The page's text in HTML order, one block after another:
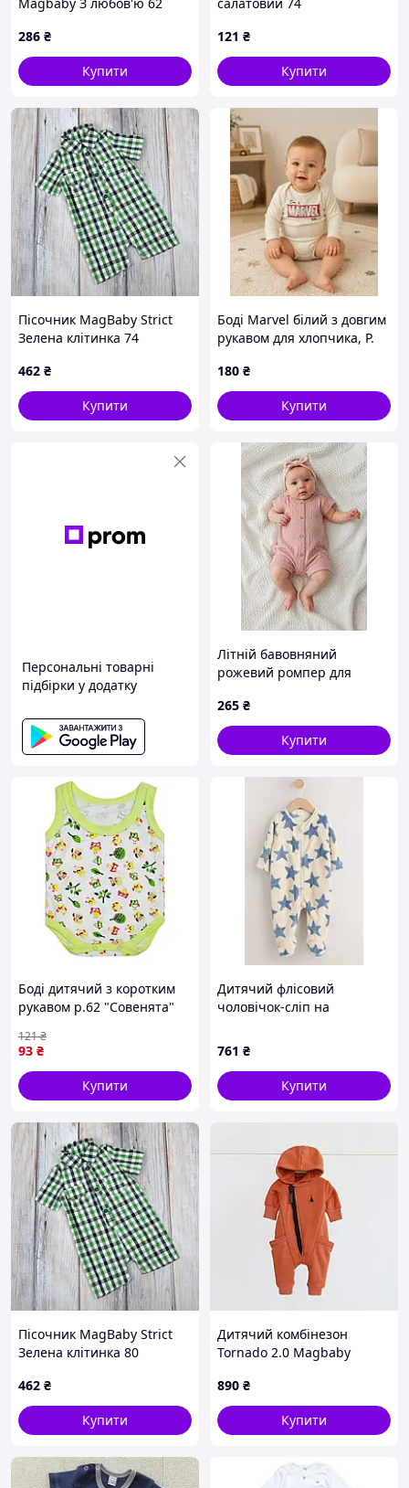
286 ₴
Купити
121 ₴
Купити
Пісочник MagBaby Strict
Зелена клітинка 74
462 ₴
Купити
Боді Marvel білий з довгим
рукавом для хлопчика, Р.
180 ₴
Купити
Персональні товарні
підбірки у додатку
Літній бавовняний
рожевий ромпер для
265 ₴
Купити
Боді дитячий з коротким
рукавом р.62 "Совенята"
93 ₴
121₴
Купити
Дитячий флісовий
чоловічок-сліп на
ніжками Next 62см (1-3 міс)
1 шт (Молочний/зірки)
761 ₴
Купити
Пісочник MagBaby Strict
Зелена клітинка 80
462 ₴
Купити
Дитячий комбінезон
Tornado 2.0 Magbaby
120891 86
890 ₴
Купити